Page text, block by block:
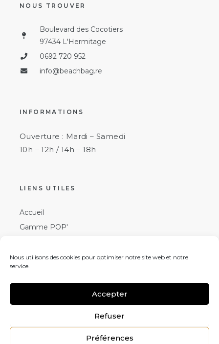
Nous utilisons des cookies pour optimiser notre site web et notre
service.
Accepter
Refuser
Préférences
NOUS TROUVER
Boulevard des Cocotiers
97434 L'Hermitage
0692 720 952
info@beachbag.re
INFORMATIONS
Ouverture : Mardi – Samedi
10h – 12h / 14h – 18h
LIENS UTILES
Accueil
Gamme POP'
Spécificités techniques
Contact